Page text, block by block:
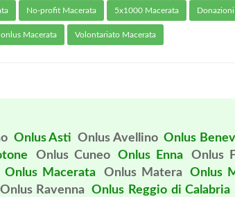
No-profit Macerata 5x1000 Macerata
Macerata Volontariato Macerata
Onlus Asti Onlus Avellino Onlus
Onlus Cuneo Onlus Enna Onlus
Onlus Macerata Onlus Matera Onlus
Onlus Ravenna Onlus Reggio di Calabria